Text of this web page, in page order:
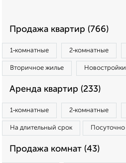
Продажа квартир (766)
1‑комнатные 2‑комнатные
Вторичное жилье Новостройки
Аренда квартир (233)
1‑комнатные 2‑комнатные
На длительный срок Посуточно
Продажа комнат (43)